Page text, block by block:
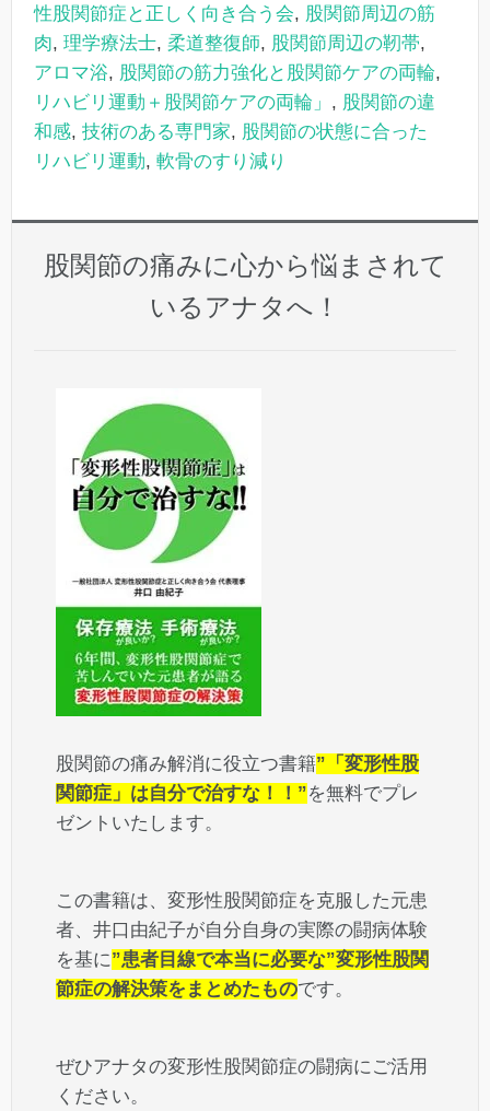
性股関節症と正しく向き合う会, 股関節周辺の筋
肉, 理学療法士, 柔道整復師, 股関節周辺の靭帯,
アロマ浴, 股関節の筋力強化と股関節ケアの両輪,
リハビリ運動＋股関節ケアの両輪」 , 股関節の違
和感, 技術のある専門家, 股関節の状態に合った
リハビリ運動, 軟骨のすり減り
股関節の痛みに心から悩まされて
いるアナタへ！
股関節の痛み解消に役立つ書籍”「変形性股
関節症」は自分で治すな！！”を無料でプレ
ゼントいたします。
この書籍は、変形性股関節症を克服した元患
者、井口由紀子が自分自身の実際の闘病体験
を基に”患者目線で本当に必要な”変形性股関
節症の解決策をまとめたものです。
ぜひアナタの変形性股関節症の闘病にご活用
ください。